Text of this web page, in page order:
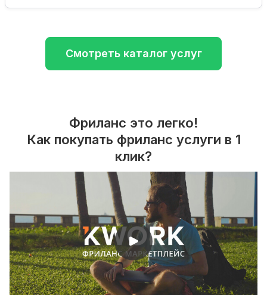
Смотреть каталог услуг
Фриланс это легко!
Как покупать фриланс услуги в 1
клик?